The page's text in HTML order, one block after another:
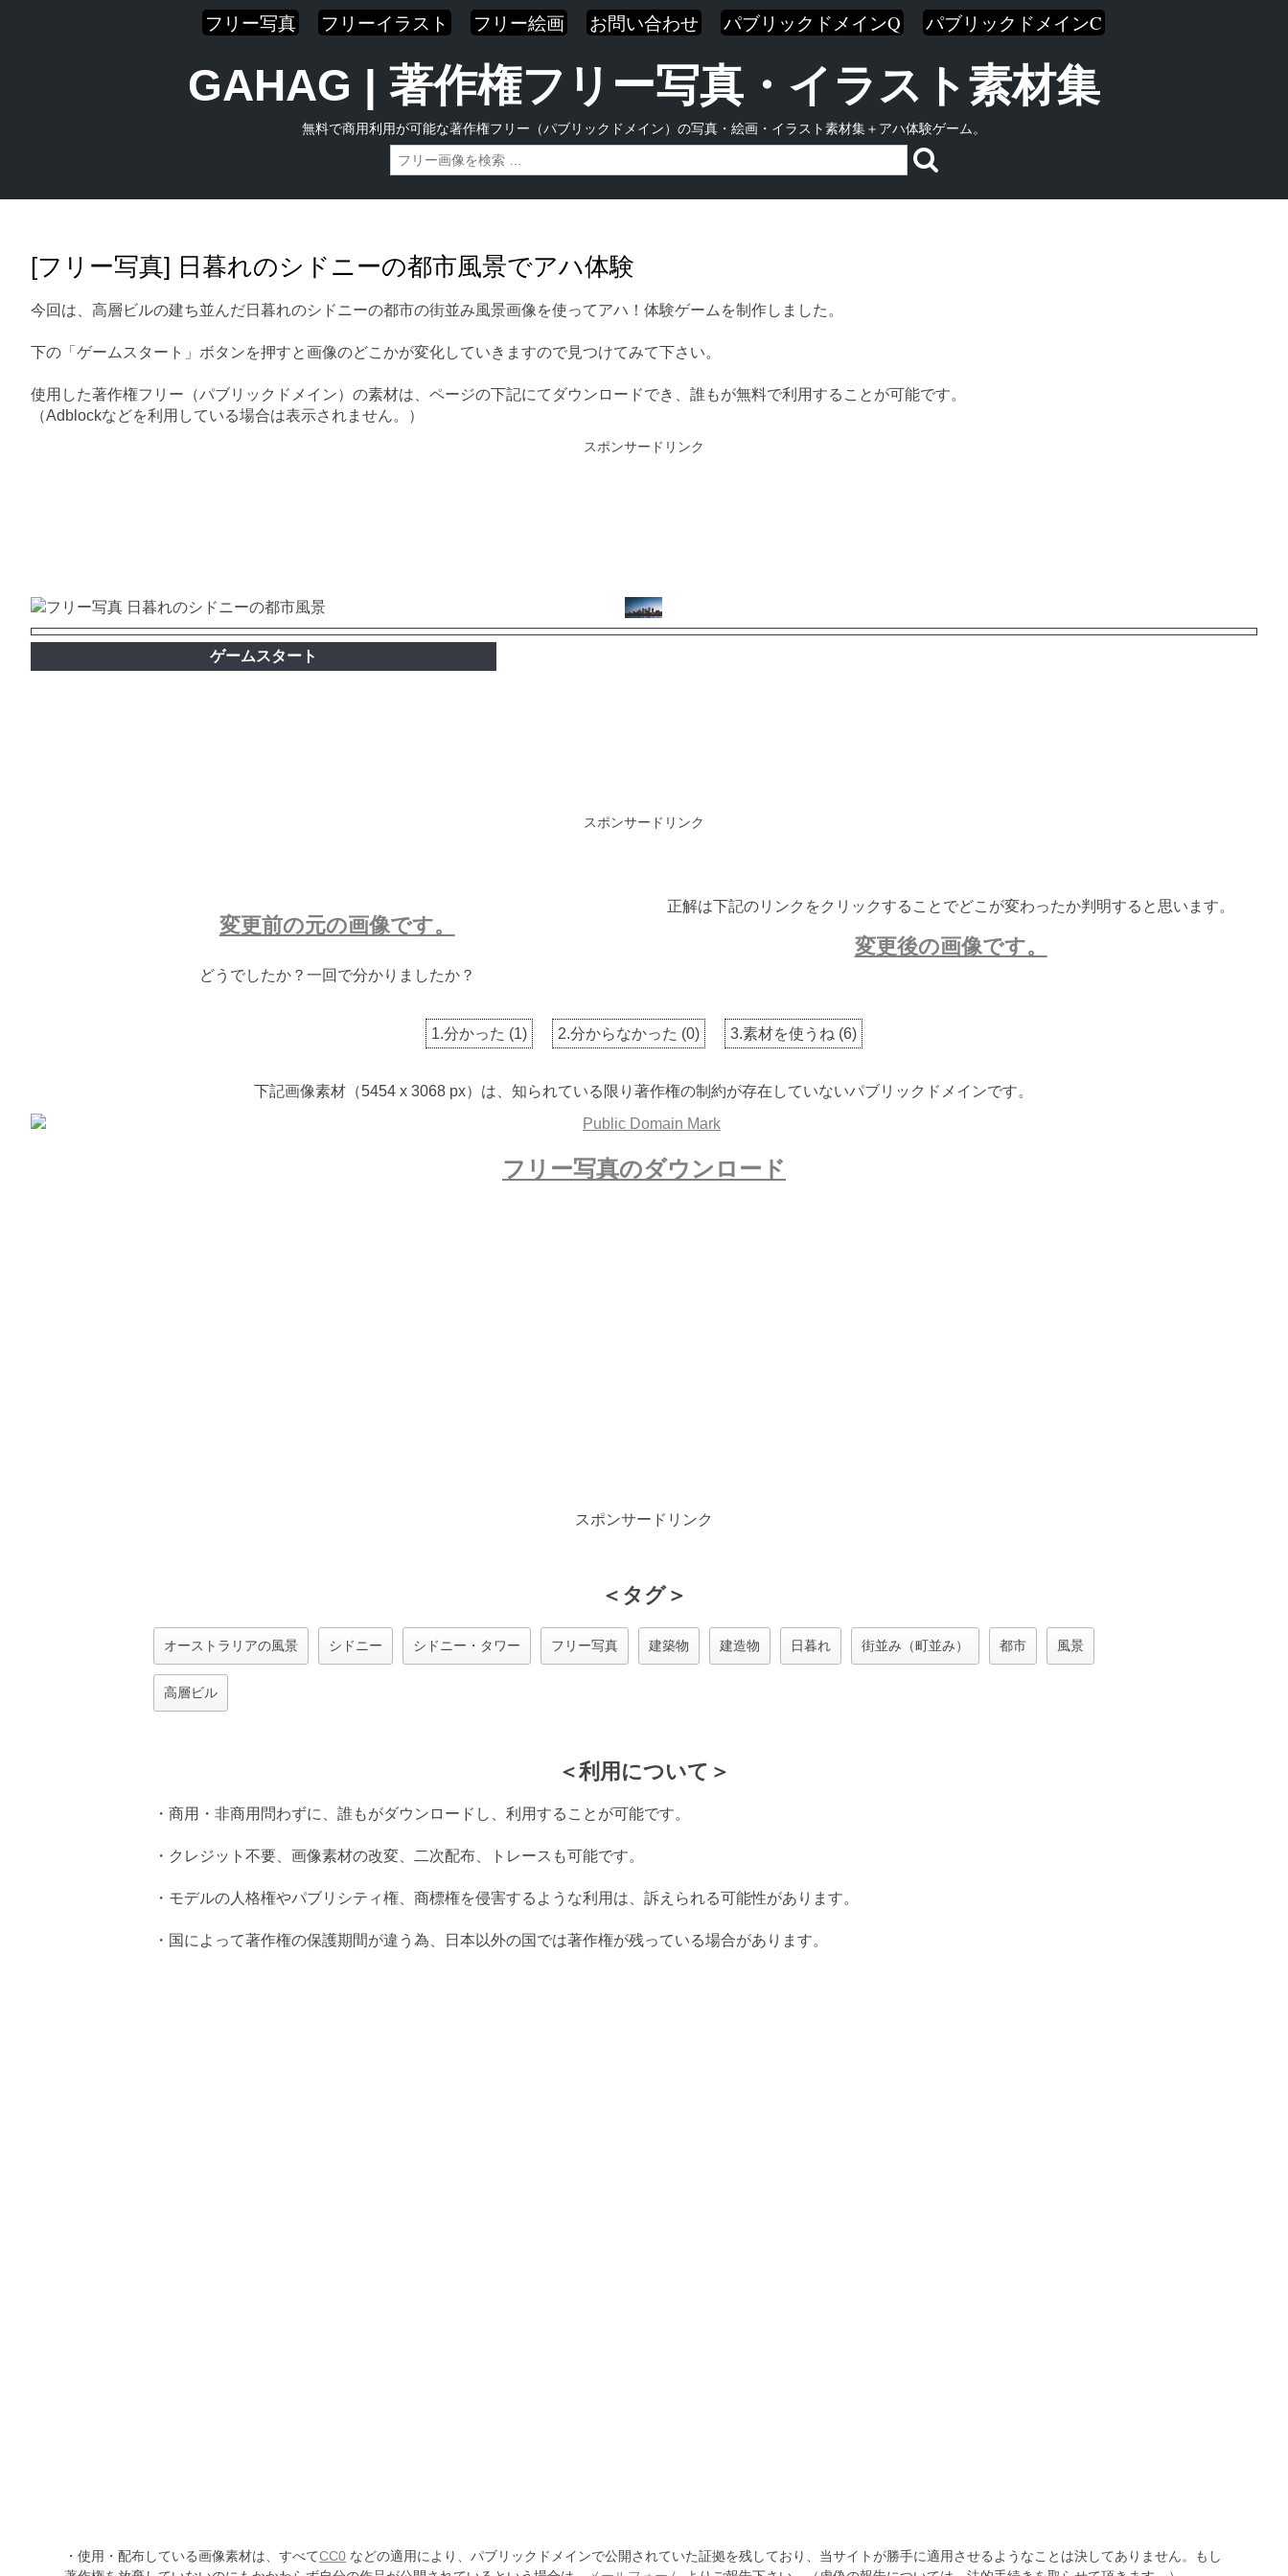
フリー写真 フリーイラスト フリー絵画 お問い合わせ パブリックドメインQ パブリックドメインC
GAHAG | 著作権フリー写真・イラスト素材集
無料で商用利用が可能な著作権フリー（パブリックドメイン）の写真・絵画・イラスト素材集＋アハ体験ゲーム。
[フリー写真] 日暮れのシドニーの都市風景でアハ体験
今回は、高層ビルの建ち並んだ日暮れのシドニーの都市の街並み風景画像を使ってアハ！体験ゲームを制作しました。
下の「ゲームスタート」ボタンを押すと画像のどこかが変化していきますので見つけてみて下さい。
使用した著作権フリー（パブリックドメイン）の素材は、ページの下記にてダウンロードでき、誰もが無料で利用することが可能です。
（Adblockなどを利用している場合は表示されません。）
スポンサードリンク
ゲームスタート
スポンサードリンク
正解は下記のリンクをクリックすることでどこが変わったか判明すると思います。
変更前の元の画像です。
変更後の画像です。
どうでしたか？一回で分かりましたか？
1.分かった (1) 2.分からなかった (0) 3.素材を使うね (6)
下記画像素材（5454 x 3068 px）は、知られている限り著作権の制約が存在していないパブリックドメインです。
フリー写真のダウンロード
スポンサードリンク
＜タグ＞
オーストラリアの風景 シドニー シドニー・タワー フリー写真 建築物 建造物 日暮れ 街並み（町並み） 都市 風景
高層ビル
＜利用について＞
・商用・非商用問わずに、誰もがダウンロードし、利用することが可能です。
・クレジット不要、画像素材の改変、二次配布、トレースも可能です。
・モデルの人格権やパブリシティ権、商標権を侵害するような利用は、訴えられる可能性があります。
・国によって著作権の保護期間が違う為、日本以外の国では著作権が残っている場合があります。
・使用・配布している画像素材は、すべてCC0 などの適用により、パブリックドメインで公開されていた証拠を残しており、当サイトが勝手に適用させるようなことは決してありません。もし